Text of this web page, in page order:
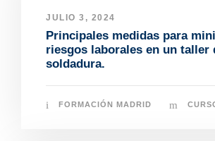
JULIO 3, 2024
Principales medidas para
riesgos laborales en un taller
soldadura.
FORMACIÓN MADRID